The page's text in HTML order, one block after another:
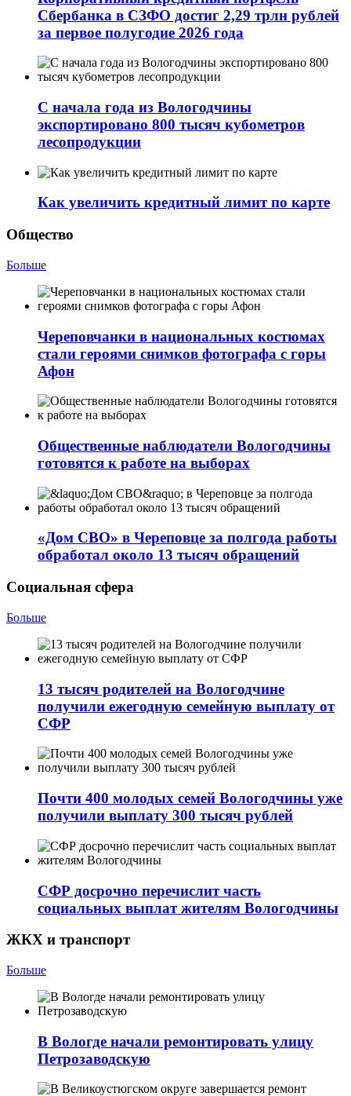
Сбербанка в СЗФО достиг 2,29 трлн рублей
за первое полугодие 2026 года
С начала года из Вологодчины
экспортировано 800 тысяч кубометров
лесопродукции
Как увеличить кредитный лимит по карте
Общество
Больше
Череповчанки в национальных костюмах
стали героями снимков фотографа с горы
Афон
Общественные наблюдатели Вологодчины
готовятся к работе на выборах
«Дом СВО» в Череповце за полгода работы
обработал около 13 тысяч обращений
Социальная сфера
Больше
13 тысяч родителей на Вологодчине
получили ежегодную семейную выплату от
СФР
Почти 400 молодых семей Вологодчины уже
получили выплату 300 тысяч рублей
СФР досрочно перечислит часть
социальных выплат жителям Вологодчины
ЖКХ и транспорт
Больше
В Вологде начали ремонтировать улицу
Петрозаводскую